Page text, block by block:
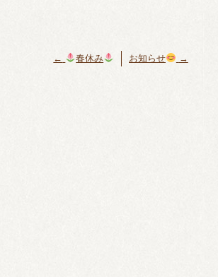
← 春休み お知らせ →